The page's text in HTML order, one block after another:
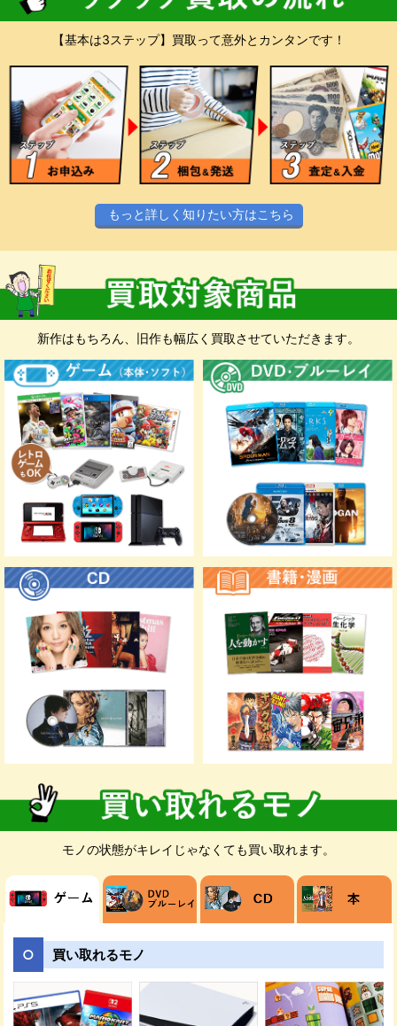
【基本は3ステップ】買取って意外とカンタンです！
もっと詳しく知りたい方はこちら
スマホやPCからお気軽にお申込みくださ
い。 無料集荷、無料ダンボールをご希望の
お申込み前に
入金先確認のため、お手元に銀行口座の情報と身分証明書が分
かるものをご準備いただくと入力に便利です。
※身分証明書は、スマホなどで撮影したものをお申込み時にア
ップロードしていただきます。
マイナンバーカー
運転免許証 資格確認書
住民基本台帳カー
ド（写真付き）
福祉手帳（身体障
がい者手帳）
特別永住者証明書
お客様のご都合が良いお日にちに無料でダ
数が足りない場合は、メールや電話でご連
絡ください。
売りたい商品を梱包してください。発送時
の商品破損を防ぐためにダンボールに隙間
新作はもちろん、旧作も幅広く買取させていただきます。
モノの状態がキレイじゃなくても買い取れます。
買い取れるモノ